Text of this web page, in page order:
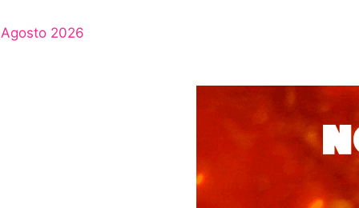
Agosto 2026